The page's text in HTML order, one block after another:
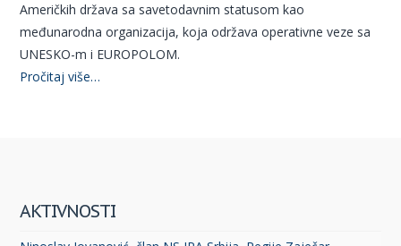
Američkih država sa savetodavnim statusom kao
međunarodna organizacija, koja održava operativne veze sa
UNESKO-m i EUROPOLOM.
Pročitaj više…
AKTIVNOSTI